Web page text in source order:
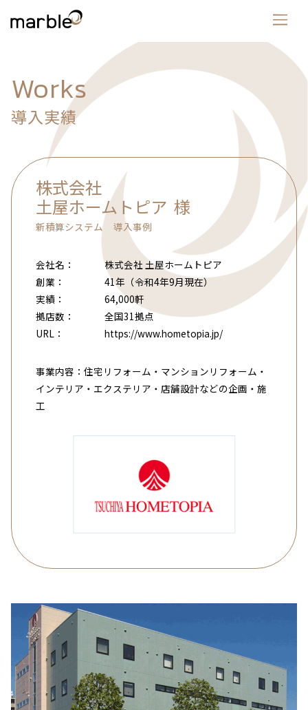
Works
Works
導入実績
株式会社
土屋ホームトピア
新積算システム
会社名：
株式会社 土屋ホームトピア
創業：
41年 （令和4年9月現在）
実績：
64,000軒
拠店数：
全国31拠点
URL：
https://www.hometopia.jp/
事業内容：住宅リフォーム・マンションリフォーム・
インテリア・エクステリア・店舗設計などの企画・施
工